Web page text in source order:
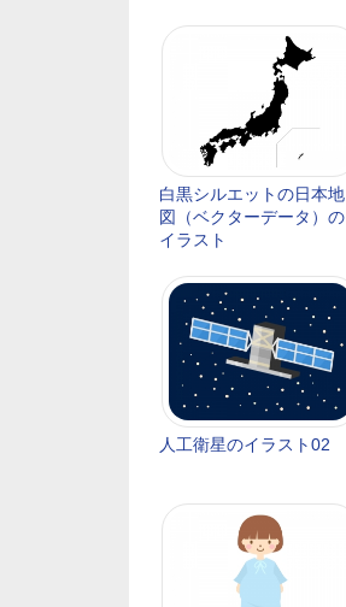
白黒シルエットの日本地
図（ベクターデータ）の
イラスト
人工衛星のイラスト02